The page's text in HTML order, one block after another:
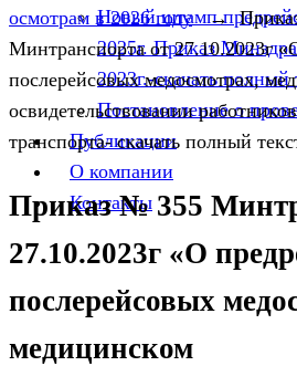
Новый штамп
2025г. Приказ
2023г.-скачать полный
Постановление о
Публикации
О компании
Контакты
осмотрам в 2026 году→
Минтранспорта от 27.10.2023г
послерейсовых медосмотрах,
освидетельствовании
транспорта- скачать полный
Приказ № 355
27.10.2023г «О
послерейсовых
медицинском